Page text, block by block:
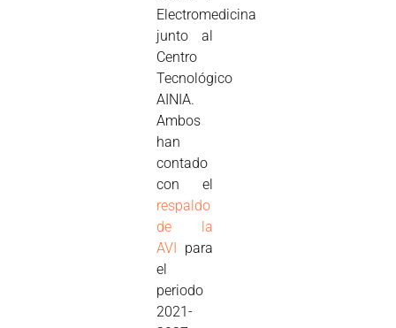
Electromedicina
junto al
Centro
Tecnológico
AINIA.
Ambos
han
contado
con el
respaldo
de la
AVI para
el
periodo
2021-